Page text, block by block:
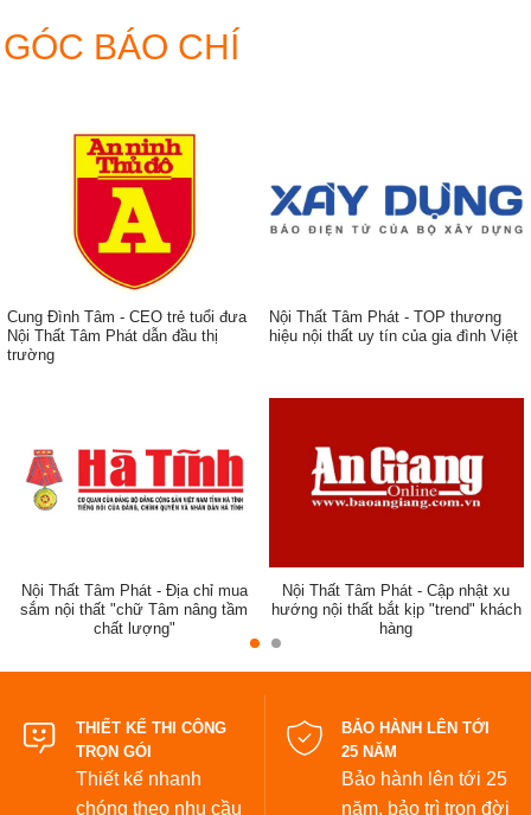
GÓC BÁO CHÍ
Cung Đình Tâm - CEO trẻ tuổi đưa
Nội Thất Tâm Phát dẫn đầu thị
trường
Nội Thất Tâm Phát - TOP thương
hiệu nội thất uy tín của gia đình Việt
Nội Thất Tâm Phát - Địa chỉ mua
sắm nội thất "chữ Tâm nâng tầm
chất lượng"
Nội Thất Tâm Phát - Cập nhật xu
hướng nội thất bắt kịp "trend" khách
hàng
THIẾT KẾ THI CÔNG
TRỌN GÓI
Thiết kế nhanh
chóng theo nhu cầu
BẢO HÀNH LÊN TỚI
25 NĂM
Bảo hành lên tới 25
năm, bảo trì trọn đời